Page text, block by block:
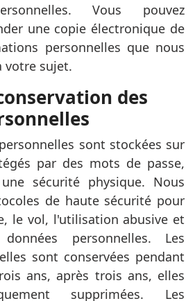
Vous pouvez
une copie électronique de
personnelles que nous
votre sujet.
des
sont stockées sur
par des mots de passe,
sécurité physique. Nous
de haute sécurité pour
le vol, l'utilisation abusive et
personnelles. Les
sont conservées pendant
ans, après trois ans, elles
supprimées. Les